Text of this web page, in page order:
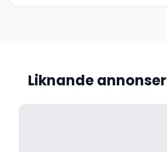
Liknande annonser